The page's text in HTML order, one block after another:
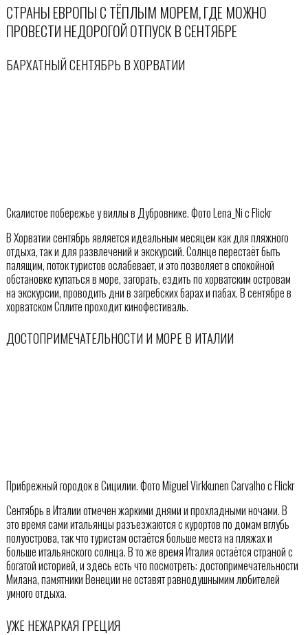
СТРАНЫ ЕВРОПЫ С ТЁПЛЫМ МОРЕМ, ГДЕ МОЖНО
ПРОВЕСТИ НЕДОРОГОЙ ОТПУСК В СЕНТЯБРЕ
БАРХАТНЫЙ СЕНТЯБРЬ В ХОРВАТИИ
Скалистое побережье у виллы в Дубровнике. Фото Lena_Ni с Flickr
В Хорватии сентябрь является идеальным месяцем как для пляжного
отдыха, так и для развлечений и экскурсий. Солнце перестаёт быть
палящим, поток туристов ослабевает, и это позволяет в спокойной
обстановке купаться в море, загорать, ездить по хорватским островам
на экскурсии, проводить дни в загребских барах и пабах. В сентябре в
хорватском Сплите проходит кинофестиваль.
ДОСТОПРИМЕЧАТЕЛЬНОСТИ И МОРЕ В ИТАЛИИ
Прибрежный городок в Сицилии. Фото Miguel Virkkunen Carvalho с Flickr
Сентябрь в Италии отмечен жаркими днями и прохладными ночами. В
это время сами итальянцы разъезжаются с курортов по домам вглубь
полуострова, так что туристам остаётся больше места на пляжах и
больше итальянского солнца. В то же время Италия остаётся страной с
богатой историей, и здесь есть что посмотреть: достопримечательности
Милана, памятники Венеции не оставят равнодушнымим любителей
умного отдыха.
УЖЕ НЕЖАРКАЯ ГРЕЦИЯ